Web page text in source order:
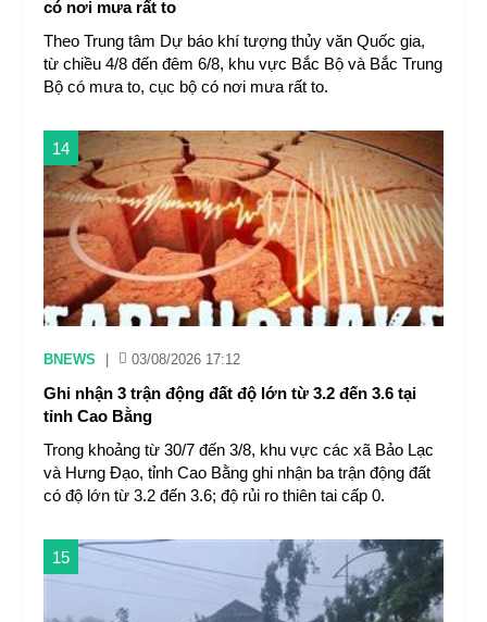
có nơi mưa rất to
Theo Trung tâm Dự báo khí tượng thủy văn Quốc gia,
từ chiều 4/8 đến đêm 6/8, khu vực Bắc Bộ và Bắc Trung
Bộ có mưa to, cục bộ có nơi mưa rất to.
14
BNEWS 03/08/2026 17:12
Ghi nhận 3 trận động đất độ lớn từ 3.2 đến 3.6 tại
tỉnh Cao Bằng
Trong khoảng từ 30/7 đến 3/8, khu vực các xã Bảo Lạc
và Hưng Đạo, tỉnh Cao Bằng ghi nhận ba trận động đất
có độ lớn từ 3.2 đến 3.6; độ rủi ro thiên tai cấp 0.
15